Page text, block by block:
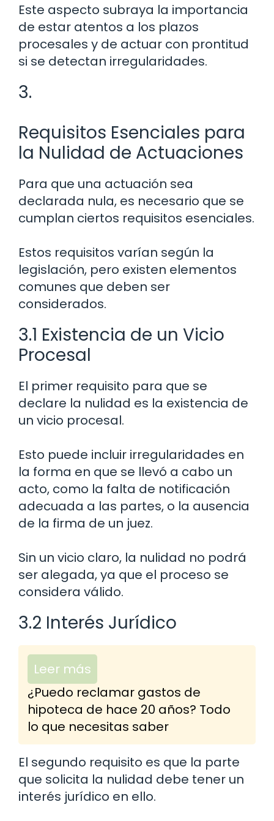
Este aspecto subraya la importancia
de estar atentos a los plazos
procesales y de actuar con prontitud
si se detectan irregularidades.
3.
Requisitos Esenciales para
la Nulidad de Actuaciones
Para que una actuación sea
declarada nula, es necesario que se
cumplan ciertos requisitos esenciales.
Estos requisitos varían según la
legislación, pero existen elementos
comunes que deben ser
considerados.
3.1 Existencia de un Vicio
Procesal
El primer requisito para que se
declare la nulidad es la existencia de
un vicio procesal.
Esto puede incluir irregularidades en
la forma en que se llevó a cabo un
acto, como la falta de notificación
adecuada a las partes, o la ausencia
de la firma de un juez.
Sin un vicio claro, la nulidad no podrá
ser alegada, ya que el proceso se
considera válido.
3.2 Interés Jurídico
Leer más
¿Puedo reclamar gastos de
hipoteca de hace 20 años? Todo
lo que necesitas saber
El segundo requisito es que la parte
que solicita la nulidad debe tener un
interés jurídico en ello.